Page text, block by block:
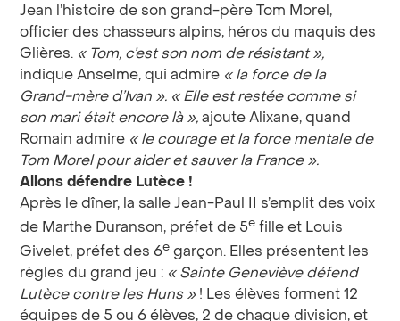
Jean l’histoire de son grand-père Tom Morel,
officier des chasseurs alpins, héros du maquis des
Glières. «Tom, c’est son nom de résistant »,
indique Anselme, qui admire «la force de la
Grand-mère d’Ivan ». «Elle est restée comme si
son mari était encore là », ajoute Alixane, quand
Romain admire «le courage et la force mentale de
Tom Morel pour aider et sauver la France ».
Allons défendre Lutèce !
Après le dîner, la salle Jean-Paul II s’emplit des voix
de Marthe Duranson, préfet de 5e fille et Louis
Givelet, préfet des 6e garçon. Elles présentent les
règles du grand jeu : «Sainte Geneviève défend
Lutèce contre les Huns » ! Les élèves forment 12
équipes de 5 ou 6 élèves, 2 de chaque division, et